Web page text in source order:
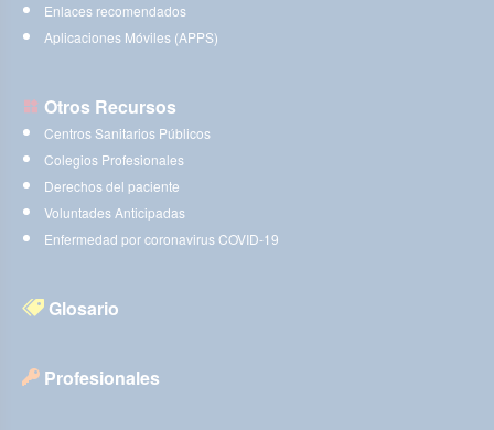
Enlaces recomendados
Aplicaciones Móviles (APPS)
Otros Recursos
Centros Sanitarios Públicos
Colegios Profesionales
Derechos del paciente
Voluntades Anticipadas
Enfermedad por coronavirus COVID-19
Glosario
Profesionales